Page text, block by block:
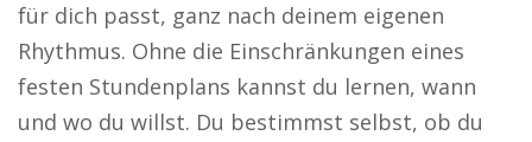
für dich passt, ganz nach deinem eigenen
Rhythmus. Ohne die Einschränkungen eines
festen Stundenplans kannst du lernen, wann
und wo du willst. Du bestimmst selbst, ob du